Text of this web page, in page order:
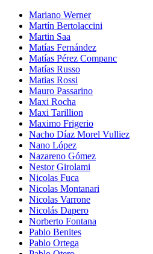
Mariano Werner
Martín Bertolaccini
Martin Saa
Matías Fernández
Matías Pérez Companc
Matías Russo
Matias Rossi
Mauro Passarino
Maxi Rocha
Maxi Tarillion
Maximo Frigerio
Nacho Díaz Morel Vulliez
Nano López
Nazareno Gómez
Nestor Girolami
Nicolas Fuca
Nicolas Montanari
Nicolas Varrone
Nicolás Dapero
Norberto Fontana
Pablo Benites
Pablo Ortega